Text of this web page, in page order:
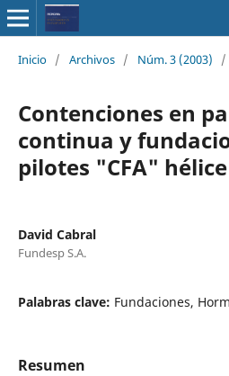
Inicio / Archivos / Núm. 3 (2003) /
Contenciones en
continua y
pilotes "CFA"
David Cabral
Fundesp S.A.
Palabras clave: Fundaciones,
Resumen